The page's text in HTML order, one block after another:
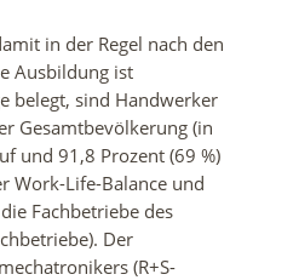
in der Regel nach den
Ausbildung ist
belegt, sind Handwerker
Gesamtbevölkerung (in
und 91,8 Prozent (69 %)
Work-Life-Balance und
Fachbetriebe des
Der
(R+S-